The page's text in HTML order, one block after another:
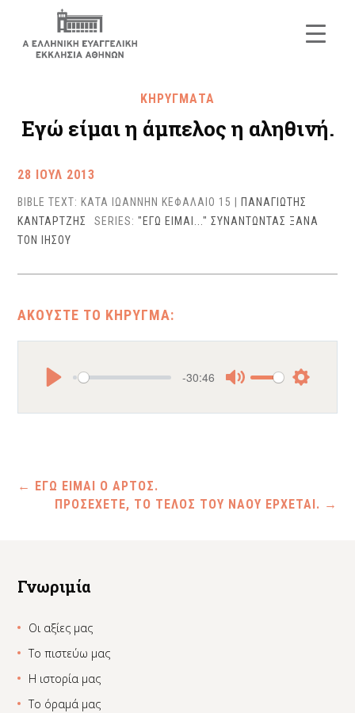
ΚΗΡΥΓΜΑΤΑ
Εγώ είμαι η άμπελος η αληθινή.
28 ΙΟΥΛ 2013
BIBLE TEXT: ΚΑΤΑ ΙΩΑΝΝΗΝ ΚΕΦΑΛΑΙΟ 15
ΠΑΝΑΓΙΩΤΗΣ
ΚΑΝΤΑΡΤΖΗΣ
SERIES:"ΕΓΩ ΕΙΜΑΙ..." ΣΥΝΑΝΤΩΝΤΑΣ ΞΑΝΑ
ΤΟΝ ΙΗΣΟΥ
-30:46
← ΕΓΩ ΕΙΜΑΙ Ο ΑΡΤΟΣ.
ΠΡΟΣΕΧΕΤΕ, ΤΟ ΤΕΛΟΣ ΤΟΥ ΝΑΟΥ ΕΡΧΕΤΑΙ. →
Γνωριμία
Οι αξίες μας
Το πιστεύω μας
Η ιστορία μας
Το όραμά μας